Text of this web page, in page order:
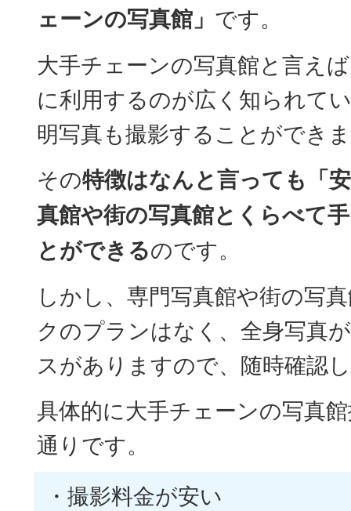
ェーンの写真館」 です。
大手チェーンの写真館と言え
に利用するのが広く知られて
明写真も撮影することができ
その特徴はなんと言っても「
真館や街の写真館とくらべて
とができるのです。
しかし、専門写真館や街の写
クのプランはなく、全身写真
スがありますので、随時確認
具体的に大手チェーンの写真
通りです。
・撮影料金が安い